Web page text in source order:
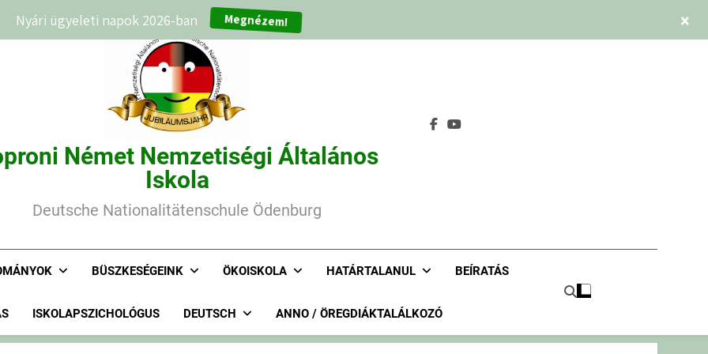
Német Nemzetiségi Általános
Iskola
Deutsche Nationalitätenschule Ödenburg
BÜSZKESÉGEINK ÖKOISKOLA HATÁRTALANUL BEÍRATÁS
ISKOLAPSZICHOLÓGUS DEUTSCH ANNO / ÖREGDIÁKTALÁLKOZÓ
Nyári ügyeleti napok 2026-ban Megnézem! ×